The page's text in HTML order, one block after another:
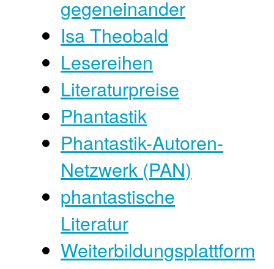
gegeneinander
Isa Theobald
Lesereihen
Literaturpreise
Phantastik
Phantastik-Autoren-
Netzwerk (PAN)
phantastische
Literatur
Weiterbildungsplattform